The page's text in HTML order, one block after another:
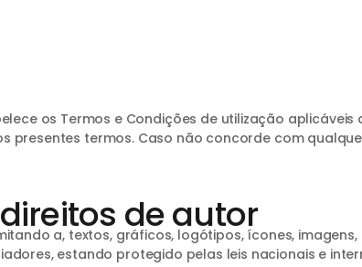
os Termos e Condições de utilização
presentes termos. Caso não concorde com
de autor
a, textos, gráficos, logótipos, ícones,
estando protegido pelas leis nacionais e